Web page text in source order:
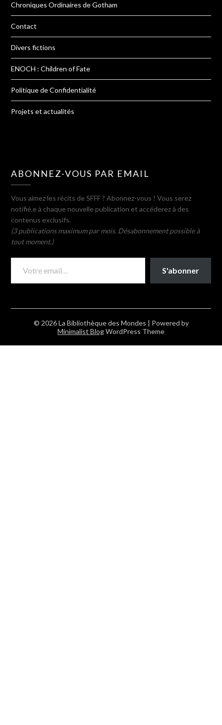
Chroniques Ordinaires de Gotham
Contact
Divers fictions
ENOCH : Children of Fate
Politique de Confidentialité
Projets et actualités
ABONNEZ-VOUS PAR EMAIL
Vous aimez les récits de SFFF ? Abonnez-vous ! Vous serez
notifié.e à chaque nouvelle publication et accéderez à des
contenus exclusifs.
(3 publications maximum par mois. Désabonnement possible à
tout moment.)
VOTRE EMAIL…
S'abonner
© 2026 La Bibliothèque des Mondes | Powered by
Minimalist BlogWordPress Theme